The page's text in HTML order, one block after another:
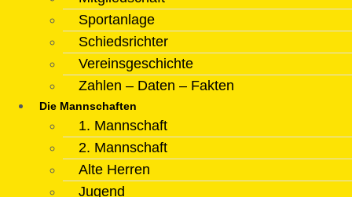
Sportanlage
Schiedsrichter
Vereinsgeschichte
Zahlen – Daten – Fakten
Die Mannschaften
1. Mannschaft
2. Mannschaft
Alte Herren
Jugend